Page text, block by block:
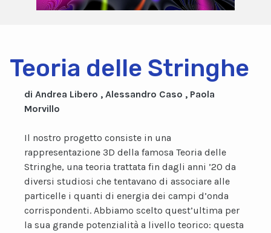
Teoria delle Stringhe
di Andrea Libero , Alessandro Caso , Paola
Morvillo
Il nostro progetto consiste in una
rappresentazione 3D della famosa Teoria delle
Stringhe, una teoria trattata fin dagli anni ’20 da
diversi studiosi che tentavano di associare alle
particelle i quanti di energia dei campi d’onda
corrispondenti. Abbiamo scelto quest’ultima per
la sua grande potenzialità a livello teorico: questa